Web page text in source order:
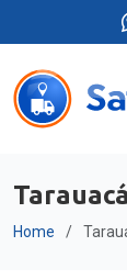
Home